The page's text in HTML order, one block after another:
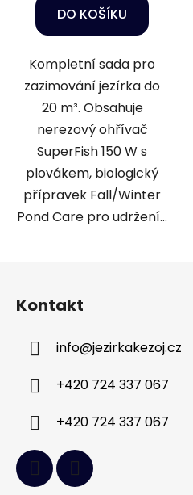
DO KOŠÍKU
Kompletní sada pro
zazimování jezírka do
20 m³. Obsahuje
nerezový ohřívač
SuperFish 150 W s
plovákem, biologický
přípravek Fall/Winter
Pond Care pro udržení...
Kontakt
info@jezirkakezoj.cz
+420 724 337 067
+420 724 337 067